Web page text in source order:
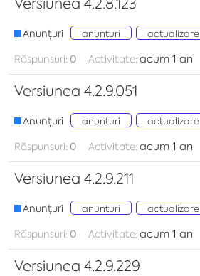
Anunțuri anunturi actualizare
Răspunsuri:0 Activitate:acum 1 an
Versiunea 4.2.9.051
Anunțuri anunturi actualizare
Răspunsuri:0 Activitate:acum 1 an
Versiunea 4.2.9.211
Anunțuri anunturi actualizare
Răspunsuri:0 Activitate:acum 1 an
Versiunea 4.2.9.229